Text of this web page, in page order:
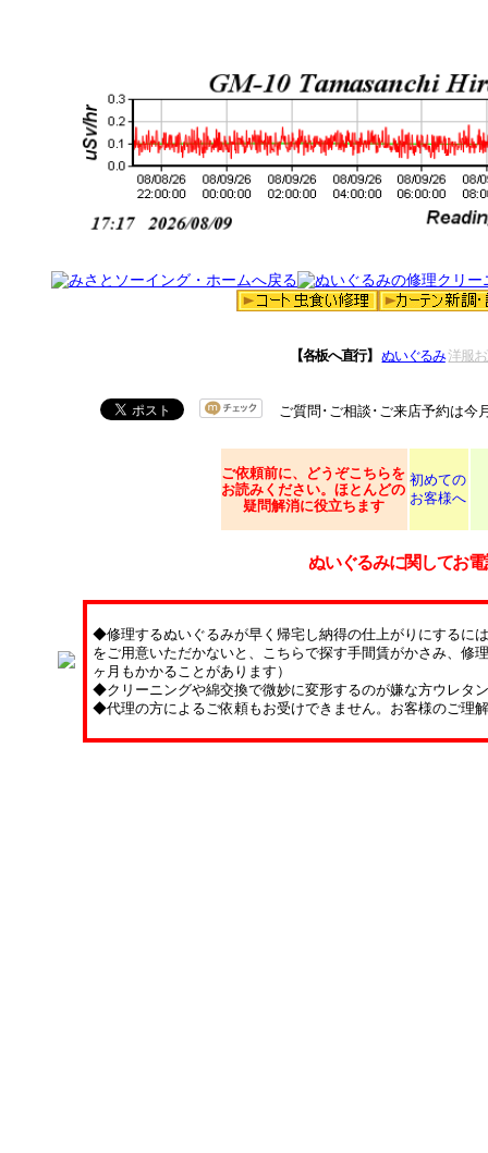
【各板へ直行】 ぬいぐるみ 洋服
ご質問･ご相談･ご来店予約は今
ご依頼前に、どうぞこちらを
お読みください。ほとんどの
疑問解消に役立ちます
初めての
お客様へ
ぬいぐるみに関してお
◆修理するぬいぐるみが早く帰宅し納得の仕上がりにするに
をご用意いただかないと、こちらで探す手間賃がかさみ、修
ヶ月もかかることがあります）
◆クリーニングや綿交換で微妙に変形するのが嫌な方ウレタ
◆代理の方によるご依頼もお受けできません。お客様のご理